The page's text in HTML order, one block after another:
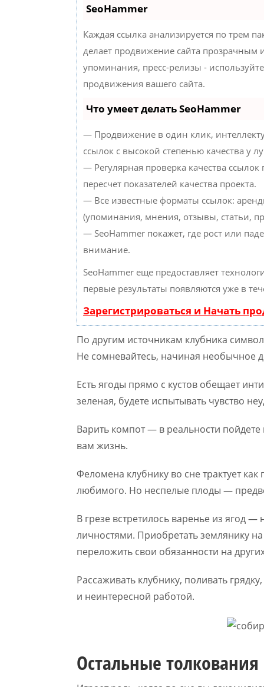
SeoHammer
Каждая ссылка анализируется по трем
делает продвижение сайта прозрачным
упоминания, пресс-релизы -
продвижения вашего сайта.
Что умеет делать SeoHammer
— Продвижение в один клик,
ссылок с высокой степенью качества у
— Регулярная проверка качества
пересчет показателей качества проекта.
— Все известные форматы ссылок:
(упоминания, мнения, отзывы, статьи,
— SeoHammer покажет, где рост или
внимание.
SeoHammer еще предоставляет
первые результаты появляются уже в
Зарегистрироваться и Начать
По другим источникам клубника
Не сомневайтесь, начиная необычное
Есть ягоды прямо с кустов обещает
зеленая, будете испытывать чувство
Варить компот — в реальности
вам жизнь.
Феломена клубнику во сне трактует
любимого. Но неспелые плоды —
В грезе встретилось варенье из ягод
личностями. Приобретать землянику
переложить свои обязанности на
Рассаживать клубнику, поливать
и неинтересной работой.
Остальные